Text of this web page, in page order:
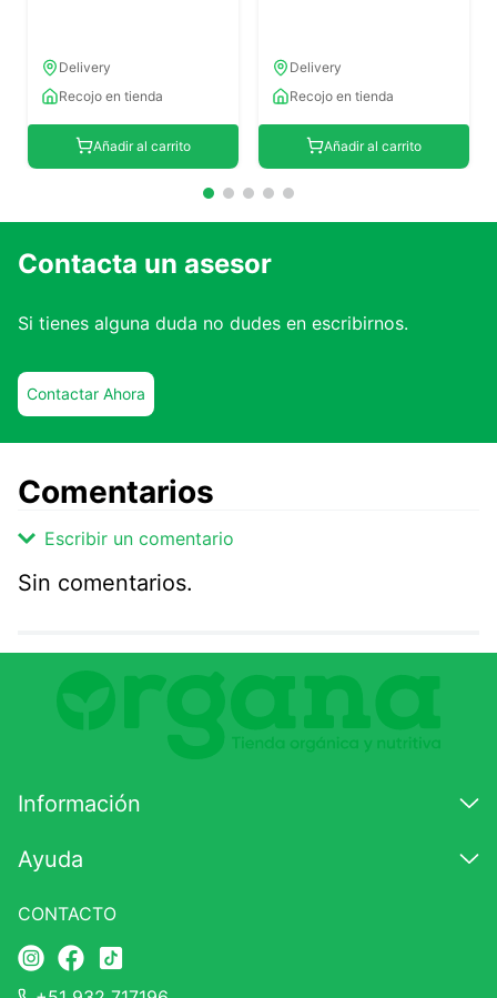
Delivery
Recojo en tienda
Añadir al carrito
Delivery
Recojo en tienda
Añadir al carrito
Contacta un asesor
Si tienes alguna duda no dudes en escribirnos.
Contactar Ahora
Comentarios
Escribir un comentario
Comentario
Califique el producto de 1 a 5 estrellas
★★★
Correo electrónico
Sin comentarios.
Información
Ayuda
CONTACTO